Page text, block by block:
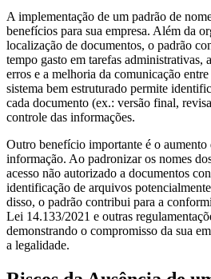
A implementação de um padrão de
benefícios para sua empresa. Além da
localização de documentos, o padrão
tempo gasto em tarefas administrativas,
erros e a melhoria da comunicação
sistema bem estruturado permite
cada documento (ex.: versão final,
controle das informações.
Outro benefício importante é o aumento
informação. Ao padronizar os nomes
acesso não autorizado a documentos
identificação de arquivos
disso, o padrão contribui para a
Lei 14.133/2021 e outras
demonstrando o compromisso da sua
a legalidade.